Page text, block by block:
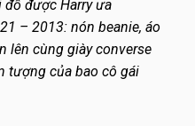
được Harry ưa
– 2013: nón beanie, áo
lên cùng giày converse
tượng của bao cô gái